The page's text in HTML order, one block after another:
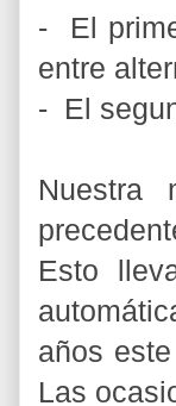
- El
entre
- El
Nuestra
Esto
años
Las